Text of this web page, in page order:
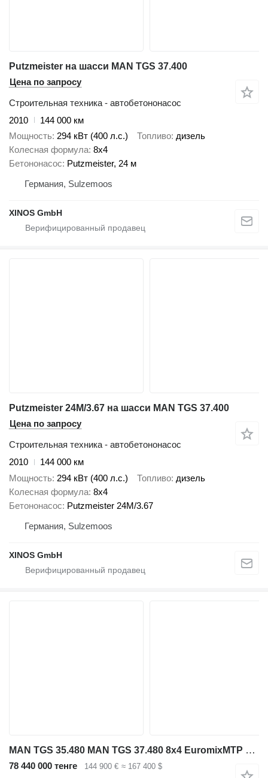
Putzmeister на шасси MAN TGS 37.400
Цена по запросу
Строительная техника - автобетононасос
2010
144 000 км
Мощность 294 кВт (400 л.с.) Топливо дизель
Колесная формула 8x4
Бетононасос Putzmeister, 24 м
Германия, Sulzemoos
XINOS GmbH
Putzmeister 24M/3.67 на шасси MAN TGS 37.400
Цена по запросу
Строительная техника - автобетононасос
2010
144 000 км
Мощность 294 кВт (400 л.с.) Топливо дизель
Колесная формула 8x4
Бетононасос Putzmeister 24M/3.67
Германия, Sulzemoos
XINOS GmbH
MAN TGS 35.480 MAN TGS 37.480 8x4 EuromixMTP EM 10 L Retarder
78 440 000 тенге 144 900 € ≈ 167 400 $